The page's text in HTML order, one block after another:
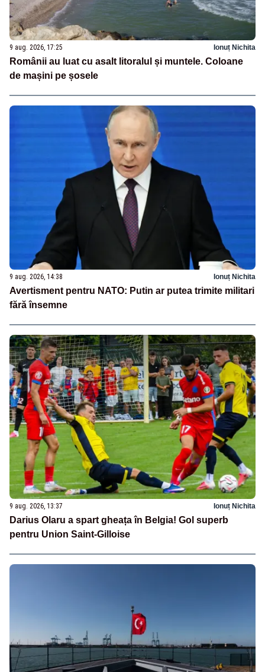
9 aug. 2026, 17:25 Ionuț Nichita
Românii au luat cu asalt litoralul și muntele. Coloane
de mașini pe șosele
9 aug. 2026, 14:38 Ionuț Nichita
Avertisment pentru NATO: Putin ar putea trimite militari
fără însemne
9 aug. 2026, 13:37 Ionuț Nichita
Darius Olaru a spart gheața în Belgia! Gol superb
pentru Union Saint-Gilloise